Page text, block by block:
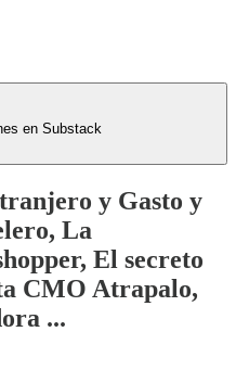
en Substack
y Gasto y
La
El secreto
CMO Atrapalo,
...